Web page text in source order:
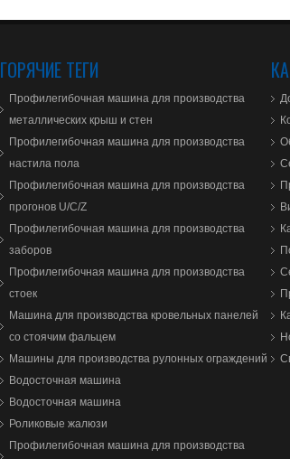
ГОРЯЧИЕ ТЕГИ
Профилегибочная машина для производства
металлических крыш и стен
Профилегибочная машина для производства
настила пола
Профилегибочная машина для производства
прогонов U/C/Z
Профилегибочная машина для производства
заборов
Профилегибочная машина для производства
стоек
Машина для производства кровельных панелей
со стоячим фальцем
Машины для производства рулонных ограждений
Водосточная машина
Водосточная машина
Роликовые жалюзи
Профилегибочная машина для производства